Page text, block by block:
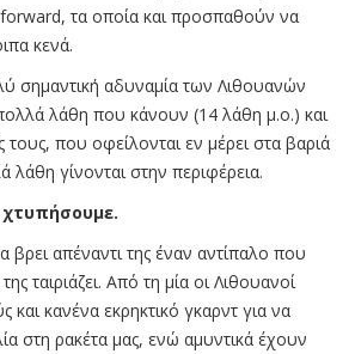
forward, τα οποία και προσπαθούν να
κενά.
σημαντική αδυναμία των Λιθουανών
λάθη που κάνουν (14 λάθη μ.ο.) και
τους, που οφείλονται εν μέρει στα βαριά
λάθη γίνονται στην περιφέρεια.
βρει απέναντι της έναν αντίπαλο που
της ταιριάζει. Από τη μία οι Λιθουανοί
και κανένα εκρηκτικό γκαρντ για να
στη ρακέτα μας, ενώ αμυντικά έχουν